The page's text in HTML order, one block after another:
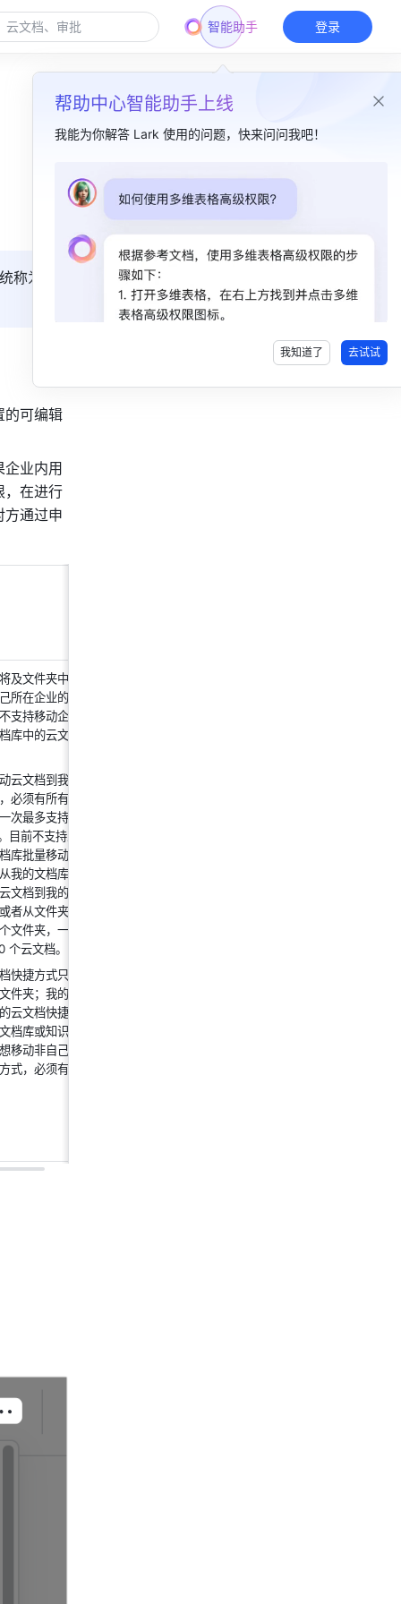
智能助手
帮助中心智能助手上线
我能为你解答 Lark 使用的问题，快来问问我吧！
我知道了 去试试
登录
称为
的可编辑
业内用
，在进行
方通过申
及文件夹中的
所在企业的文
支持移动企业
库中的云文
云文档到我的
必须有所有云
次最多支持移
目前不支持从
库批量移动云
我的文档库或
文档到我的文
者从文件夹移
文件夹，一次
个云文档。
快捷方式只支
件夹；我的文
云文档快捷方
档库或知识库
移动非自己创
式，必须有原
本篇目录
二、操作流程​
移动云文档​